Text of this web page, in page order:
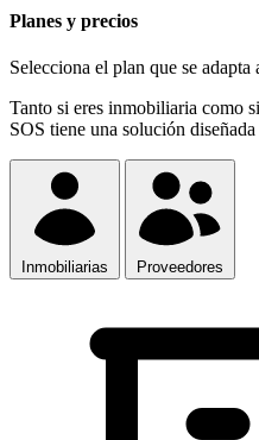
Planes y precios
Selecciona el plan que se adapta
Tanto si eres inmobiliaria como
SOS tiene una solución
Inmobiliarias Proveedores